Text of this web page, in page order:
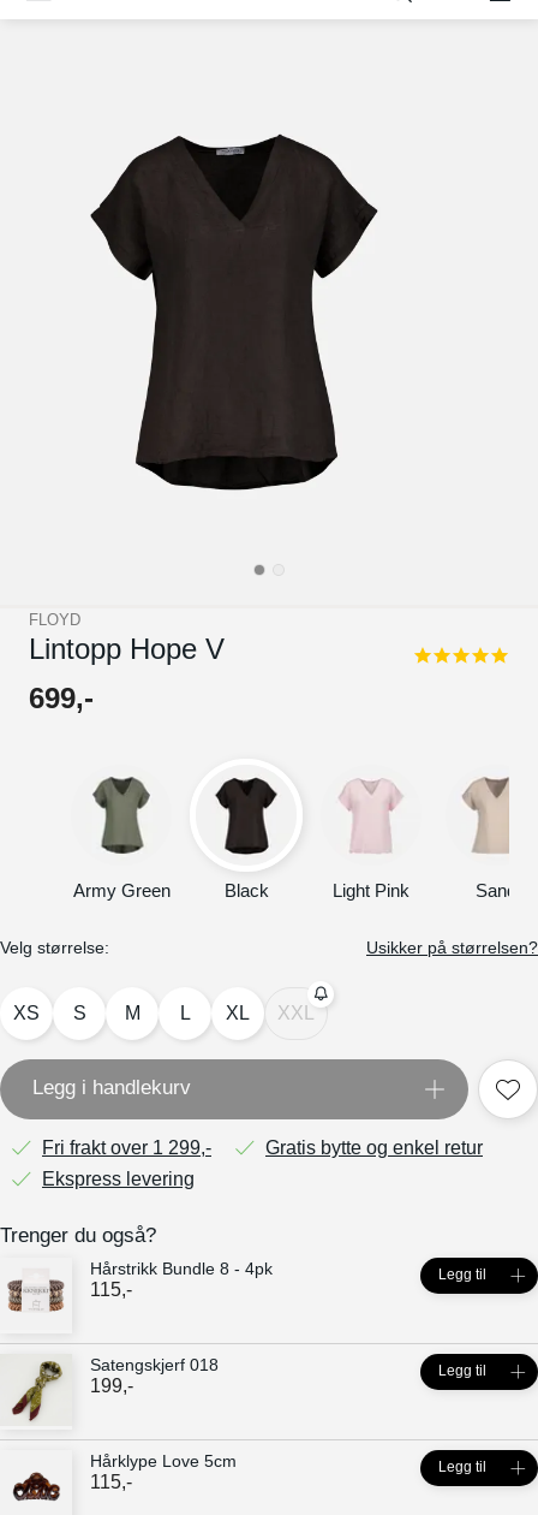
FLOYD
Lintopp Hope V
5.0
699,-
Army Green Black Light Pink Sand
Velg størrelse: Usikker på størrelsen?
XS S M L XL XXL
Legg i handlekurv
Fri frakt over 1 299,-
Gratis bytte og enkel retur
Ekspress levering
Trenger du også?
Hårstrikk Bundle 8 - 4pk
115,-
Legg til
Satengskjerf 018
199,-
Legg til
Hårklype Love 5cm
115,-
Legg til